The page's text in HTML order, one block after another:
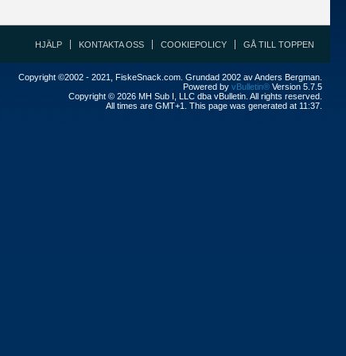
HJÄLP KONTAKTA OSS COOKIEPOLICY GÅ TILL TOPPEN
Copyright ©2002 - 2021, FiskeSnack.com. Grundad 2002 av Anders Bergman.
Powered by vBulletin® Version 5.7.5
Copyright © 2026 MH Sub I, LLC dba vBulletin. All rights reserved.
All times are GMT+1. This page was generated at 11:37.